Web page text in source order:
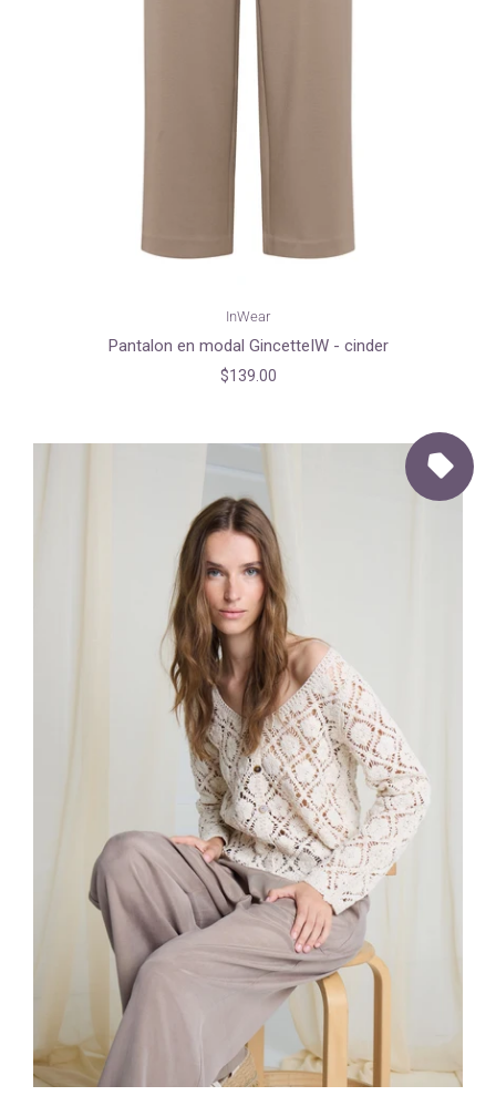
InWear
Pantalon en modal GincetteIW - cinder
$139.00